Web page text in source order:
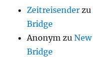
Zeitreisender zu
Bridge
Anonym zu
Bridge